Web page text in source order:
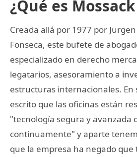
¿Qué es
Creada allá por 1977 por
Fonseca, este bufete de
especializado en derecho
legatarios, asesoramiento a
estructuras internacionales. En
escrito que las oficinas están
"tecnología segura y avanzada
continuamente" y aparte
que la empresa ha negado